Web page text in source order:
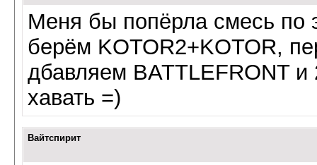
Меня бы попёрла смесь по
берём KOTOR2+KOTOR,
дбавляем BATTLEFRONT
хавать =)
Вайтспирит